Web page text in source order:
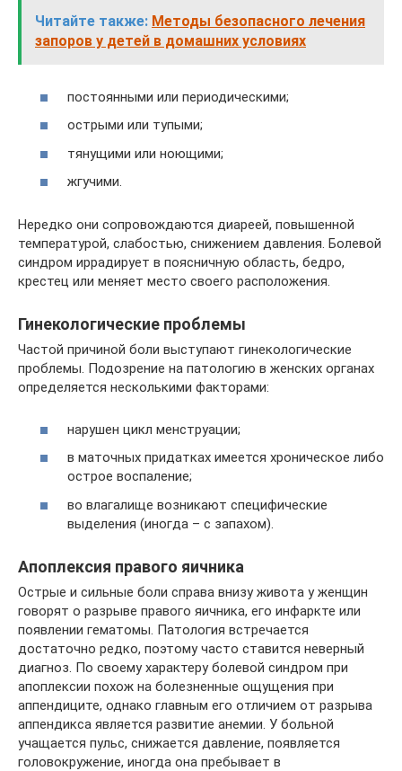
Читайте также: Методы безопасного лечения
запоров у детей в домашних условиях
постоянными или периодическими;
острыми или тупыми;
тянущими или ноющими;
жгучими.
Нередко они сопровождаются диареей, повышенной
температурой, слабостью, снижением давления. Болевой
синдром иррадирует в поясничную область, бедро,
крестец или меняет место своего расположения.
Гинекологические проблемы
Частой причиной боли выступают гинекологические
проблемы. Подозрение на патологию в женских органах
определяется несколькими факторами:
нарушен цикл менструации;
в маточных придатках имеется хроническое либо
острое воспаление;
во влагалище возникают специфические
выделения (иногда – с запахом).
Апоплексия правого яичника
Острые и сильные боли справа внизу живота у женщин
говорят о разрыве правого яичника, его инфаркте или
появлении гематомы. Патология встречается
достаточно редко, поэтому часто ставится неверный
диагноз. По своему характеру болевой синдром при
апоплексии похож на болезненные ощущения при
аппендиците, однако главным его отличием от разрыва
аппендикса является развитие анемии. У больной
учащается пульс, снижается давление, появляется
головокружение, иногда она пребывает в